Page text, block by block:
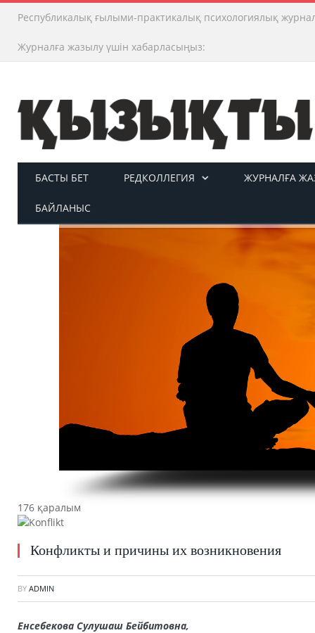
Республикалық ғылыми-практикалық психологиялық
Журналға жазылу үшін хабарласыңыз:
БАСТЫ БЕТ РЕДКОЛЛЕГИЯ ЖУРНАЛҒА
БАЙЛАНЫС
176 қаралым
Конфликты и причины их возникновения
BY ADMIN
Енсебекова Сулушаш Бейбитовна,